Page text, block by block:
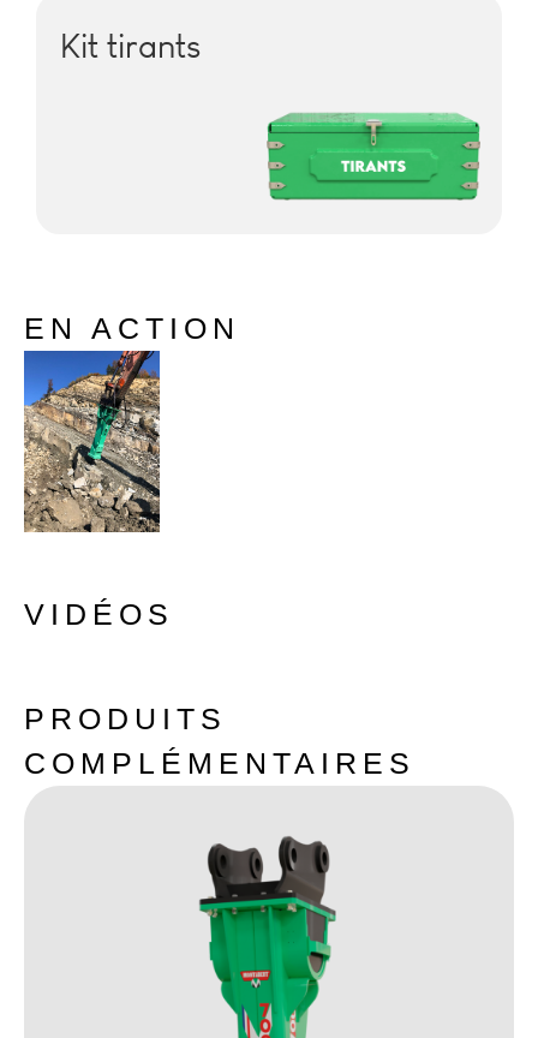
Kit tirants
EN ACTION
VIDÉOS
PRODUITS
COMPLÉMENTAIRES